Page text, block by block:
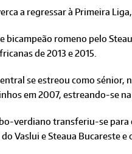
a regressar à Primeira
bicampeão romeno pelo
de 2013 e 2015.
se estreou como
em 2007, estreando-se
verdiano transferiu-se
Vaslui e Steaua Bucareste e